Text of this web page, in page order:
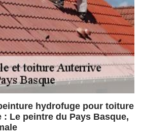
hydrofuge pour toiture
Le peintre du Pays Basque,